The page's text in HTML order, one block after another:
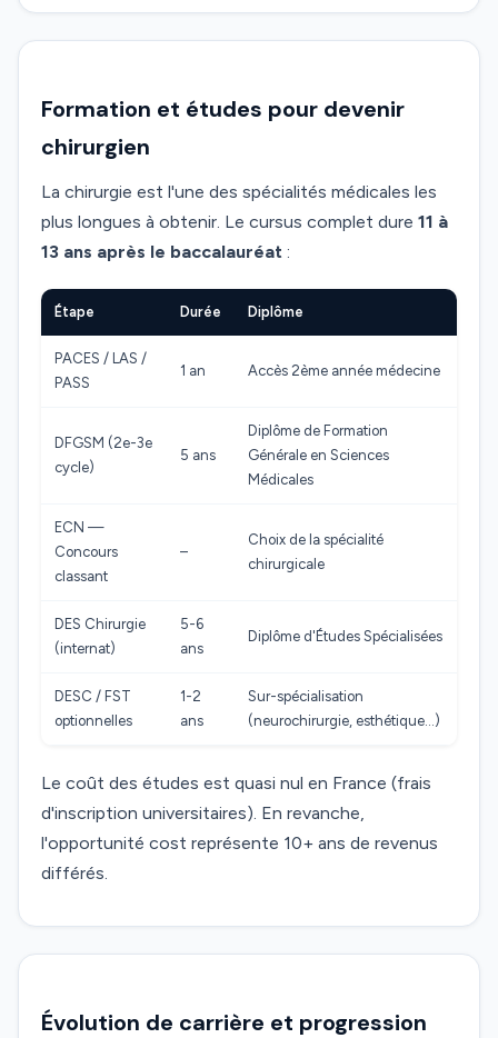
Formation et études pour devenir
chirurgien
La chirurgie est l'une des spécialités médicales les
plus longues à obtenir. Le cursus complet dure 11 à
13 ans après le baccalauréat :
Étape Durée Diplôme
PACES / LAS /
PASS
1 an Accès 2ème année médecine
DFGSM (2e-3e
cycle)
5 ans
Diplôme de Formation
Générale en Sciences
Médicales
ECN —
Concours
classant
–
Choix de la spécialité
chirurgicale
DES Chirurgie
(internat)
5-6
ans
Diplôme d'Études Spécialisées
DESC / FST
optionnelles
1-2
ans
Sur-spécialisation
(neurochirurgie, esthétique…)
Le coût des études est quasi nul en France (frais
d'inscription universitaires). En revanche,
l'opportunité cost représente 10+ ans de revenus
différés.
Évolution de carrière et progression